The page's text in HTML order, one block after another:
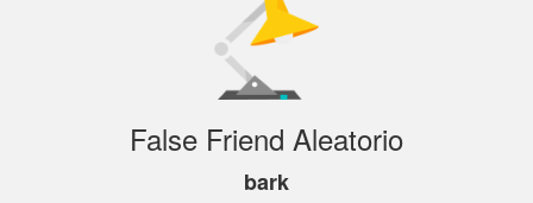
False Friend Aleatorio
bark